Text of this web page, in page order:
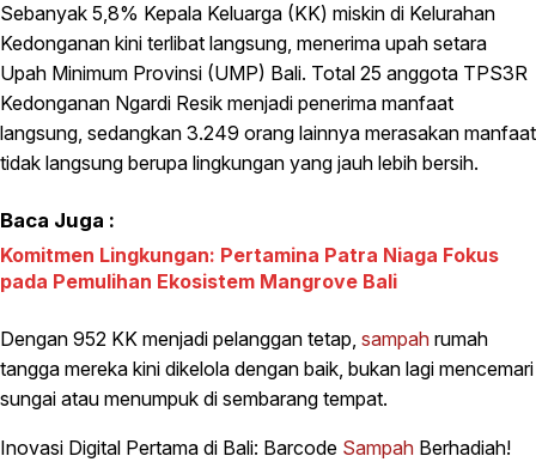
Sebanyak 5,8% Kepala Keluarga (KK) miskin di Kelurahan
Kedonganan kini terlibat langsung, menerima upah setara
Upah Minimum Provinsi (UMP) Bali. Total 25 anggota TPS3R
Kedonganan Ngardi Resik menjadi penerima manfaat
langsung, sedangkan 3.249 orang lainnya merasakan manfaat
tidak langsung berupa lingkungan yang jauh lebih bersih.
Baca Juga :
Komitmen Lingkungan: Pertamina Patra Niaga Fokus
pada Pemulihan Ekosistem Mangrove Bali
Dengan 952 KK menjadi pelanggan tetap, sampah rumah
tangga mereka kini dikelola dengan baik, bukan lagi mencemari
sungai atau menumpuk di sembarang tempat.
Inovasi Digital Pertama di Bali: Barcode Sampah Berhadiah!